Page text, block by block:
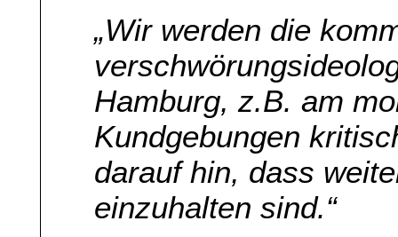
„Wir werden die
Hamburg, z.B. am
Kundgebungen
darauf hin, dass
einzuhalten sind.“